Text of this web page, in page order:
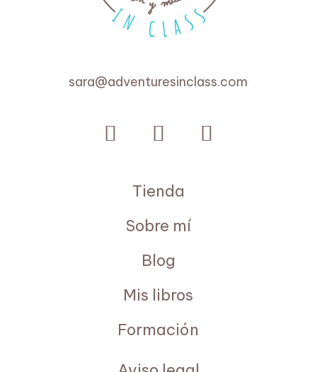
sara@adventuresinclass.com
Tienda
Sobre mí
Blog
Mis libros
Formación